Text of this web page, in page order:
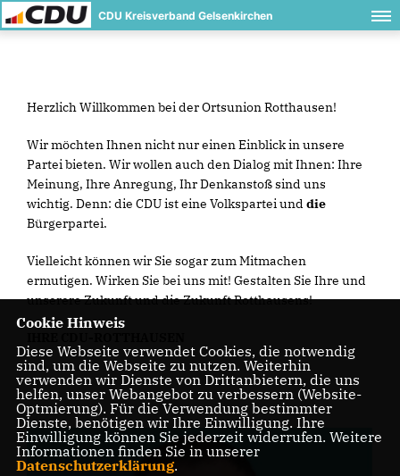
CDU Kreisverband Gelsenkirchen
Herzlich Willkommen bei der Ortsunion Rotthausen!
Wir möchten Ihnen nicht nur einen Einblick in unsere
Partei bieten. Wir wollen auch den Dialog mit Ihnen: Ihre
Meinung, Ihre Anregung, Ihr Denkanstoß sind uns
wichtig. Denn: die CDU ist eine Volkspartei und die
Bürgerpartei.
Vielleicht können wir Sie sogar zum Mitmachen
ermutigen. Wirken Sie bei uns mit! Gestalten Sie Ihre und
unserere Zukunft und die Zukunft Rotthausens!
Cookie Hinweis
Diese Webseite verwendet Cookies, die notwendig
sind, um die Webseite zu nutzen. Weiterhin
verwenden wir Dienste von Drittanbietern, die uns
helfen, unser Webangebot zu verbessern (Website-
Optmierung). Für die Verwendung bestimmter
Dienste, benötigen wir Ihre Einwilligung. Ihre
Einwilligung können Sie jederzeit widerrufen. Weitere
Informationen finden Sie in unserer
Datenschutzerklärung.